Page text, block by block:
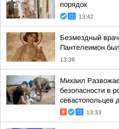
порядок
13:42
Безмездный
Пантелеимон
13:36
Михаил
безопасности в
севастопольцев
13:33